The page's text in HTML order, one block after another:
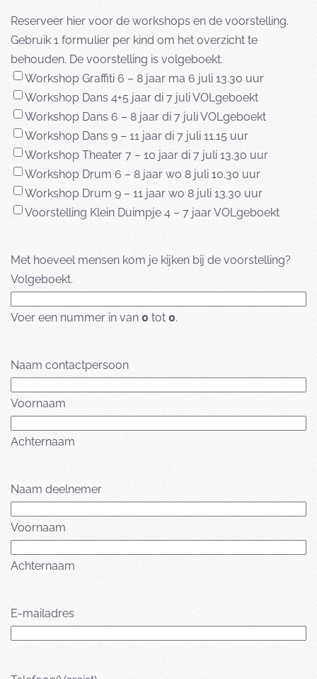
Reserveer hier voor de workshops en de voorstelling.
Gebruik 1 formulier per kind om het overzicht te
behouden. De voorstelling is volgeboekt.
Workshop Graffiti 6 – 8 jaar ma 6 juli 13.30 uur
Workshop Dans 4+5 jaar di 7 juli VOLgeboekt
Workshop Dans 6 – 8 jaar di 7 juli VOLgeboekt
Workshop Dans 9 – 11 jaar di 7 juli 11.15 uur
Workshop Theater 7 – 10 jaar di 7 juli 13.30 uur
Workshop Drum 6 – 8 jaar wo 8 juli 10.30 uur
Workshop Drum 9 – 11 jaar wo 8 juli 13.30 uur
Voorstelling Klein Duimpje 4 – 7 jaar VOLgeboekt
Met hoeveel mensen kom je kijken bij de voorstelling?
Volgeboekt.
Voer een nummer in van 0 tot 0.
Naam contactpersoon
Voornaam
Achternaam
Naam deelnemer
Voornaam
Achternaam
E-mailadres